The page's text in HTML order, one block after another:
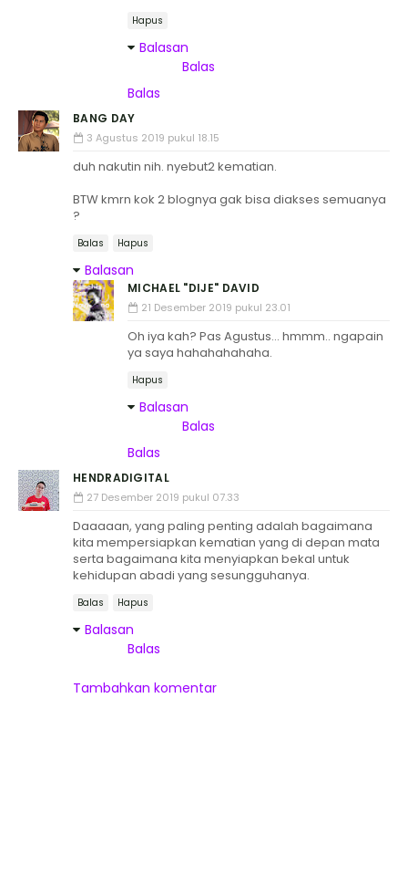
Hapus
Balasan
Balas
Balas
BANG DAY
3 Agustus 2019 pukul 18.15
duh nakutin nih. nyebut2 kematian.
BTW kmrn kok 2 blognya gak bisa diakses semuanya
?
Balas Hapus
Balasan
MICHAEL "DIJE" DAVID
21 Desember 2019 pukul 23.01
Oh iya kah? Pas Agustus... hmmm.. ngapain
ya saya hahahahahaha.
Hapus
Balasan
Balas
Balas
HENDRADIGITAL
27 Desember 2019 pukul 07.33
Daaaaan, yang paling penting adalah bagaimana
kita mempersiapkan kematian yang di depan mata
serta bagaimana kita menyiapkan bekal untuk
kehidupan abadi yang sesungguhanya.
Balas Hapus
Balasan
Balas
Tambahkan komentar